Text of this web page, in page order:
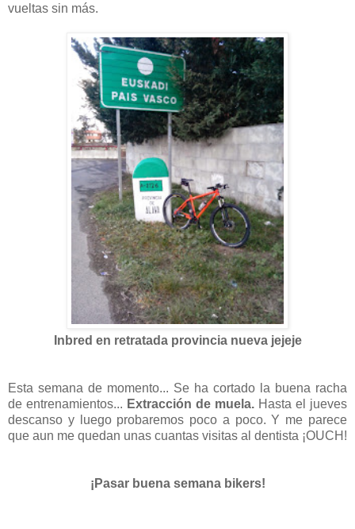
vueltas sin más.
Inbred en retratada provincia nueva jejeje
Esta semana de momento... Se ha cortado la buena racha
de entrenamientos... Extracción de muela. Hasta el jueves
descanso y luego probaremos poco a poco. Y me parece
que aun me quedan unas cuantas visitas al dentista ¡OUCH!
¡Pasar buena semana bikers!